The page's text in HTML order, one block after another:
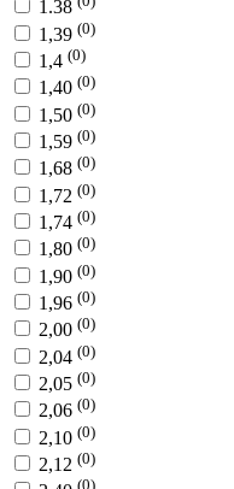
1.38
1,39 (0)
1,4 (0)
1,40 (0)
1,50 (0)
1,59 (0)
1,68 (0)
1,72 (0)
1,74 (0)
1,80 (0)
1,90 (0)
1,96 (0)
2,00 (0)
2,04 (0)
2,05 (0)
2,06 (0)
2,10 (0)
2,12 (0)
(0)